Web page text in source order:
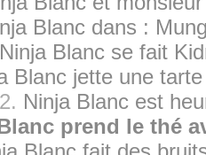
Blanc dans :
Ninja Blanc se fait
Blanc jette une
Ninja Blanc est
prend le thé